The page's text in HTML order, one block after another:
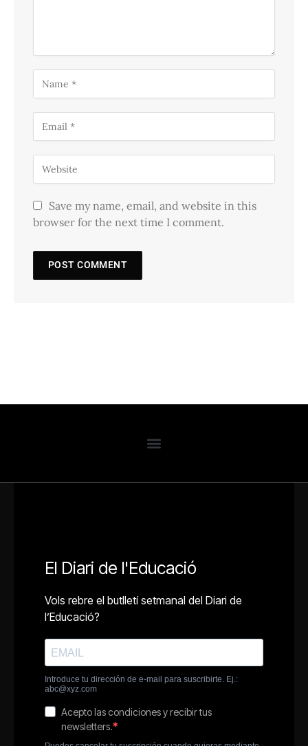
Save my name, email, and website in this
browser for the next time I comment.